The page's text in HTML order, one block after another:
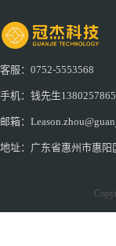
客服：0752-5553568
手机：钱先生
邮箱：
地址：广东省惠州市惠阳